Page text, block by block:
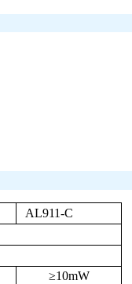
AL911-C
≥10mW